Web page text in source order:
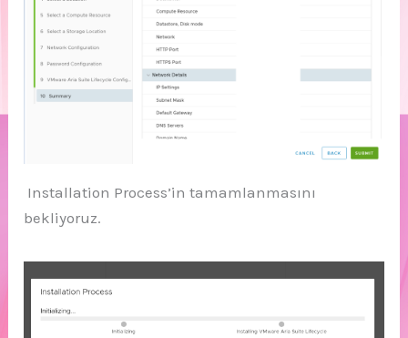
Installation Process’in tamamlanmasını
bekliyoruz.